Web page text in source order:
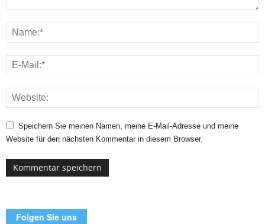
Speichern Sie meinen Namen, meine E-Mail-Adresse und meine
Website für den nächsten Kommentar in diesem Browser.
Folgen Sie uns